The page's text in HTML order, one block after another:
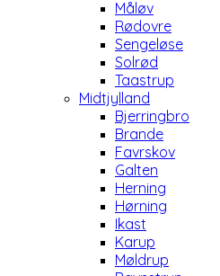
Måløv
Rødovre
Sengeløse
Solrød
Taastrup
Midtjylland
Bjerringbro
Brande
Favrskov
Galten
Herning
Hørning
Ikast
Karup
Møldrup